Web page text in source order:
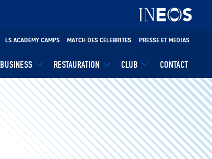
BUSINESS RESTAURATION CLUB CONTACT
LS ACADEMY CAMPS MATCH DES CELEBRITES PRESSE ET MEDIAS